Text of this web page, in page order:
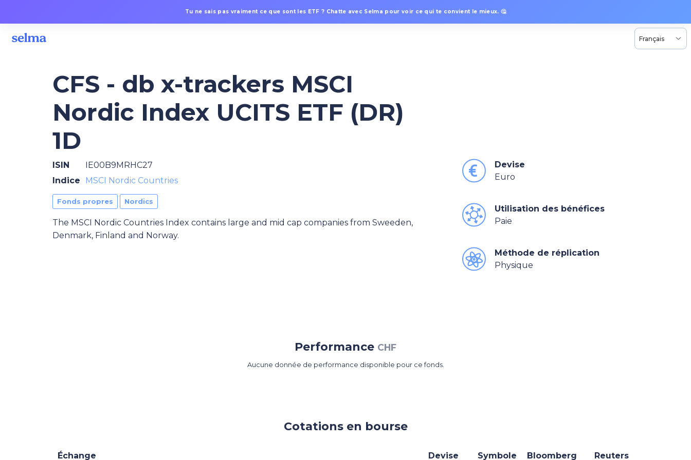
Tu ne sais pas vraiment ce que sont les ETF ? Chatte avec Selma pour voir ce qui te convient le mieux. 🤔
Français
CFS - db x-trackers MSCI
Nordic Index UCITS ETF (DR)
1D
ISIN
IE00B9MRHC27
Indice
MSCI Nordic Countries
Fonds propres Nordics
The MSCI Nordic Countries Index contains large and mid cap companies from Sweeden,
Denmark, Finland and Norway.
Devise
Euro
Utilisation des bénéfices
Paie
Méthode de réplication
Physique
Performance CHF
Aucune donnée de performance disponible pour ce fonds.
Cotations en bourse
Échange Devise Symbole Bloomberg Reuters